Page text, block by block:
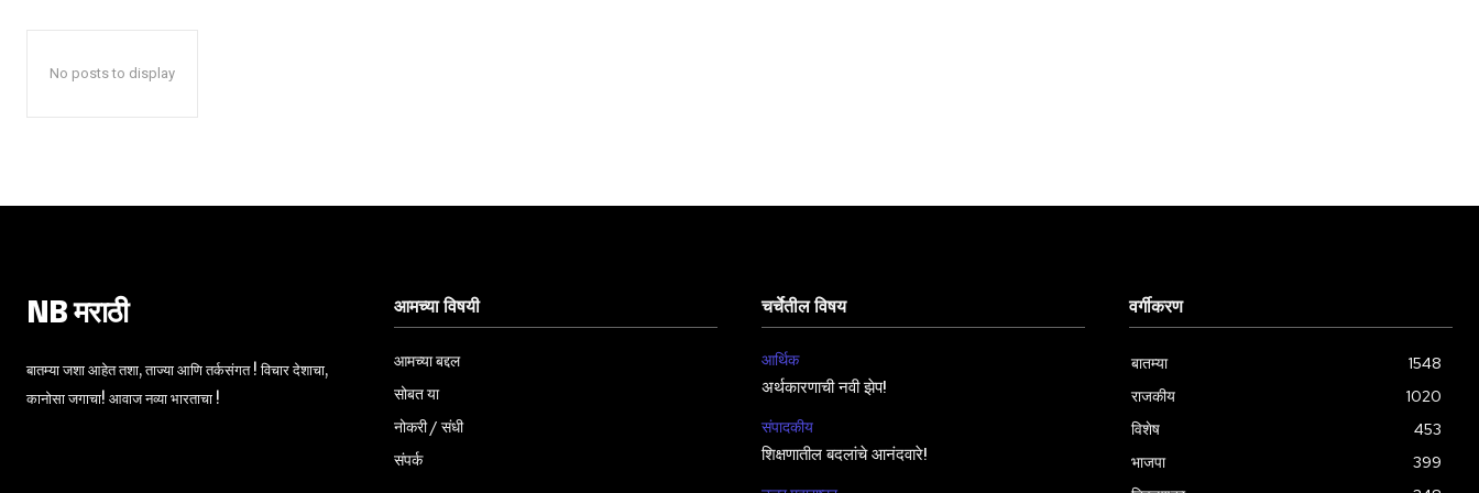
No posts to display
NB मराठी
बातम्या जशा आहेत तशा, ताज्या आणि तर्कसंगत ! विचार देशाचा,
कानोसा जगाचा! आवाज नव्या भारताचा !
आमच्या विषयी
आमच्या बद्दल
सोबत या
नोकरी / संधी
संपर्क
चर्चेतील विषय
आर्थिक
अर्थकारणाची नवी झेप!
संपादकीय
शिक्षणातील बदलांचे आनंदवारे!
वर्गीकरण
बातम्या
1548
राजकीय
1020
विशेष
453
भाजपा
399